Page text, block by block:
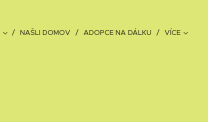
NAŠLI DOMOV ADOPCE NA DÁLKU VÍCE